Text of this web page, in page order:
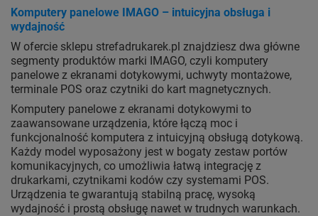
Komputery panelowe IMAGO – intuicyjna obsługa i
wydajność
W ofercie sklepu strefadrukarek.pl znajdziesz dwa główne
segmenty produktów marki IMAGO, czyli komputery
panelowe z ekranami dotykowymi, uchwyty montażowe,
terminale POS oraz czytniki do kart magnetycznych.
Komputery panelowe z ekranami dotykowymi to
zaawansowane urządzenia, które łączą moc i
funkcjonalność komputera z intuicyjną obsługą dotykową.
Każdy model wyposażony jest w bogaty zestaw portów
komunikacyjnych, co umożliwia łatwą integrację z
drukarkami, czytnikami kodów czy systemami POS.
Urządzenia te gwarantują stabilną pracę, wysoką
wydajność i prostą obsługę nawet w trudnych warunkach.